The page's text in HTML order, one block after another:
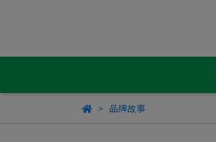
品牌故事